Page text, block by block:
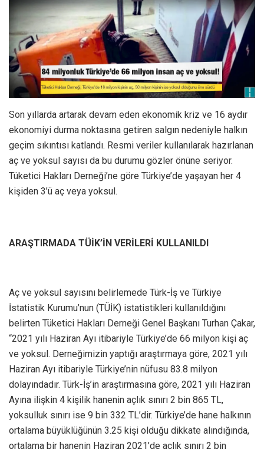
Son yıllarda artarak devam eden ekonomik kriz ve 16 aydır
ekonomiyi durma noktasına getiren salgın nedeniyle halkın
geçim sıkıntısı katlandı. Resmi veriler kullanılarak hazırlanan
aç ve yoksul sayısı da bu durumu gözler önüne seriyor.
Tüketici Hakları Derneği’ne göre Türkiye’de yaşayan her 4
kişiden 3’ü aç veya yoksul.
ARAŞTIRMADA TÜİK’İN VERİLERİ KULLANILDI
Aç ve yoksul sayısını belirlemede Türk-İş ve Türkiye
İstatistik Kurumu’nun (TÜİK) istatistikleri kullanıldığını
belirten Tüketici Hakları Derneği Genel Başkanı Turhan Çakar,
“2021 yılı Haziran Ayı itibariyle Türkiye’de 66 milyon kişi aç
ve yoksul. Derneğimizin yaptığı araştırmaya göre, 2021 yılı
Haziran Ayı itibariyle Türkiye’nin nüfusu 83.8 milyon
dolayındadır. Türk-İş’in araştırmasına göre, 2021 yılı Haziran
Ayına ilişkin 4 kişilik hanenin açlık sınırı 2 bin 865 TL,
yoksulluk sınırı ise 9 bin 332 TL’dir. Türkiye’de hane halkının
ortalama büyüklüğünün 3.25 kişi olduğu dikkate alındığında,
ortalama bir hanenin Haziran 2021’de açlık sınırı 2 bin